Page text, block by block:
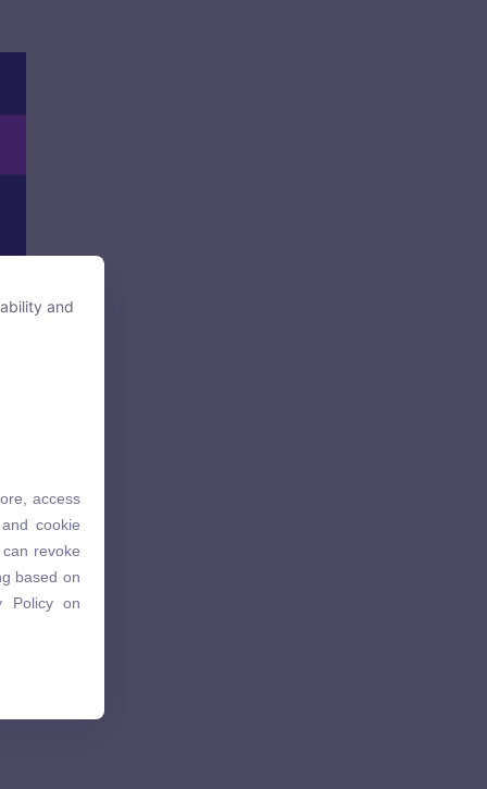
and
cookie
on
and
access
cookie
revoke
based on
Policy on